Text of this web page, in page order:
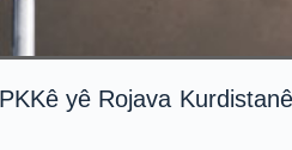
yê Rojava